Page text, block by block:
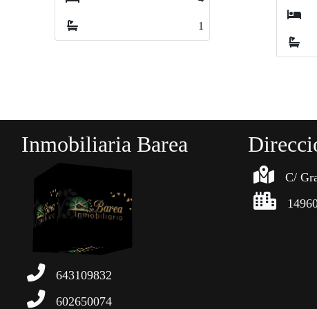
22
Inmobiliaria Barea
643109832
602650074
C/